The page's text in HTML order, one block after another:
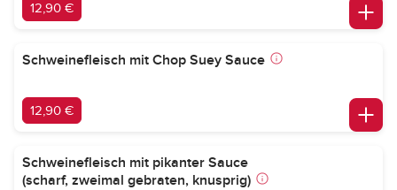
12,90 €
Schweinefleisch mit Chop Suey Sauce
12,90 €
Schweinefleisch mit pikanter Sauce
(scharf, zweimal gebraten, knusprig)